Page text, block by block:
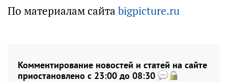
По материалам сайта bigpicture.ru
Комментирование новостей и статей на сайте
приостановлено с 23:00 до 08:30